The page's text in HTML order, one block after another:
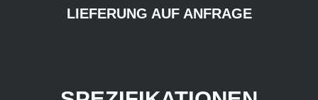
LIEFERUNG AUF ANFRAGE